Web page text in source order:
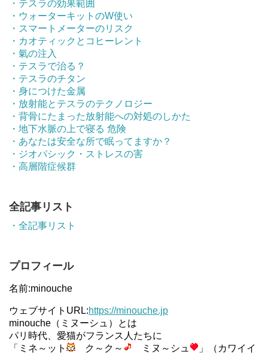
・テスラの効果範囲
・ウォーターキットのW使い
・スマートメーターのリスク
・カオティックとコヒーレント
・氣の注入
・テスラで治る？
・テスラのチタン
・身につけた金属
・放射能とテスラのテクノロジー
・背骨にたまった放射能への対処のしかた
・地下水脈の上で寝る 危険
・あなたは安全な所で眠ってますか？
・ジオパシック・ストレスの害
・高層階症候群
全記事リスト
・全記事リスト
プロフィール
名前:minouche
ウェブサイトURL:https://minouche.jp
minouche（ミヌーシュ）とは
パリ時代、愛猫がフランス人たちに
「ミネ～ット
ク～ク～ ミヌ～シュ
」（カワイイ